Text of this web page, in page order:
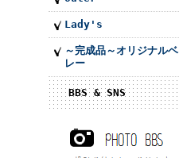
Lady's
～完成品～オリジナルベ
レー
BBS & SNS